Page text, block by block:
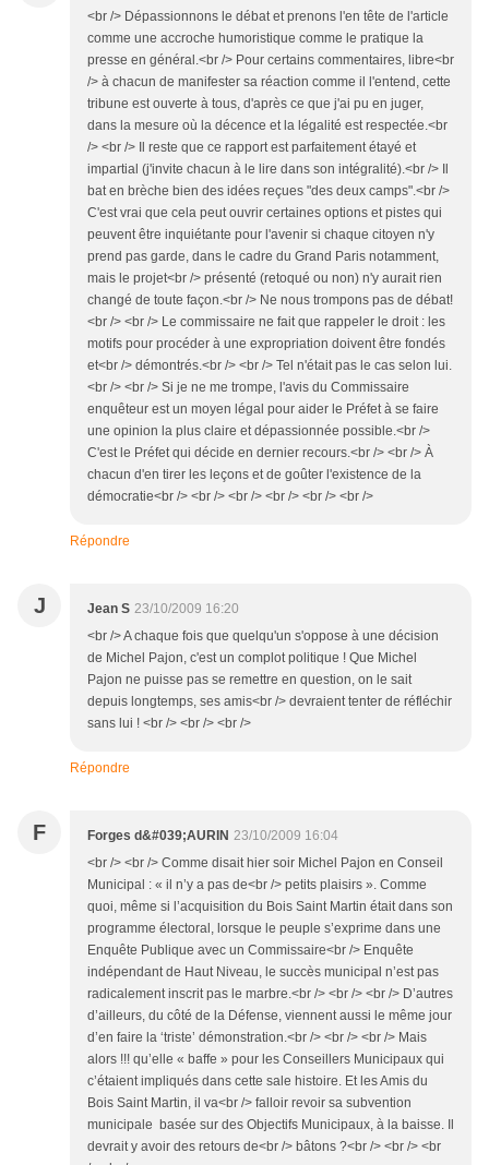
<br /> Dépassionnons le débat et prenons l'en tête de l'article
comme une accroche humoristique comme le pratique la
presse en général.<br /> Pour certains commentaires, libre<br
/> à chacun de manifester sa réaction comme il l'entend, cette
tribune est ouverte à tous, d'après ce que j'ai pu en juger,
dans la mesure où la décence et la légalité est respectée.<br
/> <br /> Il reste que ce rapport est parfaitement étayé et
impartial (j'invite chacun à le lire dans son intégralité).<br /> Il
bat en brèche bien des idées reçues "des deux camps".<br />
C'est vrai que cela peut ouvrir certaines options et pistes qui
peuvent être inquiétante pour l'avenir si chaque citoyen n'y
prend pas garde, dans le cadre du Grand Paris notamment,
mais le projet<br /> présenté (retoqué ou non) n'y aurait rien
changé de toute façon.<br /> Ne nous trompons pas de débat!
<br /> <br /> Le commissaire ne fait que rappeler le droit : les
motifs pour procéder à une expropriation doivent être fondés
et<br /> démontrés.<br /> <br /> Tel n'était pas le cas selon lui.
<br /> <br /> Si je ne me trompe, l'avis du Commissaire
enquêteur est un moyen légal pour aider le Préfet à se faire
une opinion la plus claire et dépassionnée possible.<br />
C'est le Préfet qui décide en dernier recours.<br /> <br /> À
chacun d'en tirer les leçons et de goûter l'existence de la
démocratie<br /> <br /> <br /> <br /> <br /> <br />
Répondre
J Jean S 23/10/2009 16:20
<br /> A chaque fois que quelqu'un s'oppose à une décision
de Michel Pajon, c'est un complot politique ! Que Michel
Pajon ne puisse pas se remettre en question, on le sait
depuis longtemps, ses amis<br /> devraient tenter de réfléchir
sans lui ! <br /> <br /> <br />
Répondre
F Forges d&#039;AURIN 23/10/2009 16:04
<br /> <br /> Comme disait hier soir Michel Pajon en Conseil
Municipal : « il n’y a pas de<br /> petits plaisirs ». Comme
quoi, même si l’acquisition du Bois Saint Martin était dans son
programme électoral, lorsque le peuple s’exprime dans une
Enquête Publique avec un Commissaire<br /> Enquête
indépendant de Haut Niveau, le succès municipal n’est pas
radicalement inscrit pas le marbre.<br /> <br /> <br /> D’autres
d’ailleurs, du côté de la Défense, viennent aussi le même jour
d’en faire la ‘triste’ démonstration.<br /> <br /> <br /> Mais
alors !!! qu’elle « baffe » pour les Conseillers Municipaux qui
c’étaient impliqués dans cette sale histoire. Et les Amis du
Bois Saint Martin, il va<br /> falloir revoir sa subvention
municipale basée sur des Objectifs Municipaux, à la baisse. Il
devrait y avoir des retours de<br /> bâtons ?<br /> <br /> <br